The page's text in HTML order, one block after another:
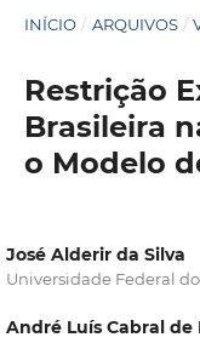
INÍCIO / ARQUIVOS /
Restrição
Brasileira
o Modelo
José Alderir da Silva
Universidade Federal
André Luís Cabral de